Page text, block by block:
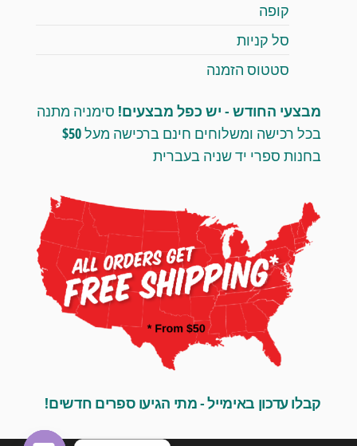
קופה
סל קניות
סטטוס הזמנה
מבצעי החודש - יש כפל מבצעים! סימניה מתנה
בכל רכישה ומשלוחים חינם ברכישה מעל $50
בחנות ספרי יד שניה בעברית
קבלו עדכון באימייל - מתי הגיעו ספרים חדשים!